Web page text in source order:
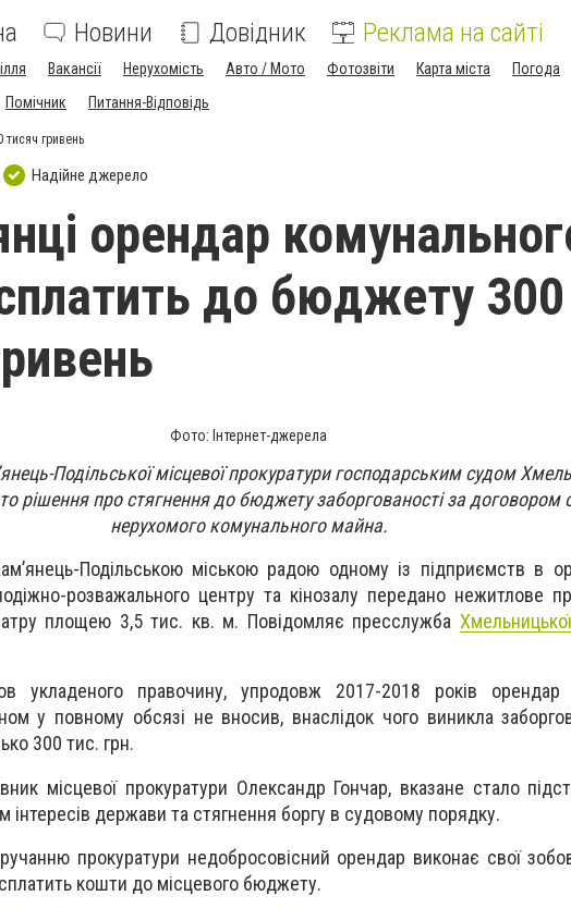
Новини Довідник Реклама на сайті
Вакансії Нерухомість Авто / Мото Фотозвіти Карта міста Погода
Помічник Питання-Відповідь
гривень
Надійне джерело
орендар
до бюджету 300
Фото: Інтернет-джерела
Подільської місцевої прокуратури господарським судом
рішення про стягнення до бюджету заборгованості за договором
нерухомого комунального майна.
Подільською міською радою одному із підприємств в
розважального центру та кінозалу передано нежитлове
площею 3,5 тис. кв. м. Повідомляє пресслужба
укладеного правочину, упродовж 2017-2018 років орендар
у повному обсязі не вносив, внаслідок чого виникла
300 тис. грн.
місцевої прокуратури Олександр Гончар, вказане стало
інтересів держави та стягнення боргу в судовому порядку.
прокуратури недобросовісний орендар виконає свої
кошти до місцевого бюджету.